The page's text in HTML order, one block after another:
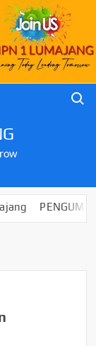
PENGUMUMAN